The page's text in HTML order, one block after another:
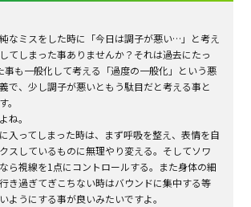
なミスをした時に「今日は調子が悪い… 」と考え
てしまった事ありませんか？それは過去にたっ
事も一般化して考える「過度の一般化」という悪
で、少し調子が悪いともう駄目だと考える事と
。
ね。
入ってしまった時は、まず呼吸を整え、表情を自
スしているものに無理やり変える。そしてソワ
ら視線を1 点にコントロールする。また身体の細
き過ぎてぎこちない時はバウンドに集中する等
ようにする事が良いみたいですよ。